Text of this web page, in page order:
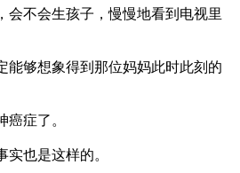
不会生孩子，慢慢地看到电视里
够想象得到那位妈妈此时此刻的
症了。
也是这样的。